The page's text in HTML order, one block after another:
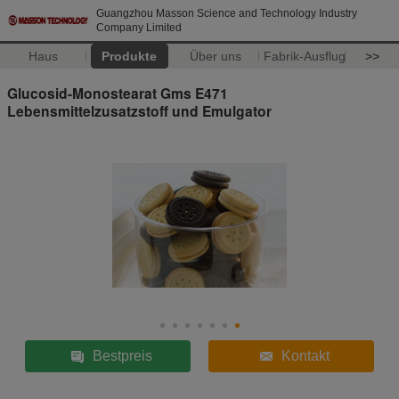
Guangzhou Masson Science and Technology Industry
Company Limited
Haus Produkte Über uns Fabrik-Ausflug >>
Glucosid-Monostearat Gms E471
Lebensmittelzusatzstoff und Emulgator
Bestpreis Kontakt